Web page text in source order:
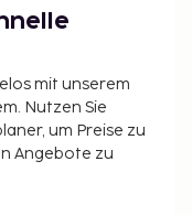
(gegen Gebühr).
Bar/Lounge
wird täglich
direkt in
beinhalten
mit unserem
Nutzen Sie
um Preise zu
Angebote zu